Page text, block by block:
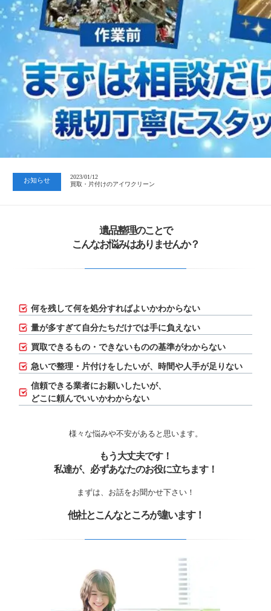
お知らせ
2023/01/12
買取・片付けのアイワクリーン
2023/07/24
中日新聞 岐阜版「空き家対策SOS」コーナーに掲載いただきまし…
2023/01/12
買取・片付けのアイワクリーン
遺品整理のことで
こんなお悩みはありませんか？
何を残して何を処分すればよいかわからない
量が多すぎて自分たちだけでは手に負えない
買取できるもの・できないものの基準がわからない
急いで整理・片付けをしたいが、 時間や人手が足りない
信頼できる業者にお願いしたいが、
どこに頼んでいいかわからない
様々な悩みや不安があると思います。
もう大丈夫です！
私達が、必ずあなたのお役に立ちます！
まずは、お話をお聞かせ下さい！
他社とこんなところが違います！